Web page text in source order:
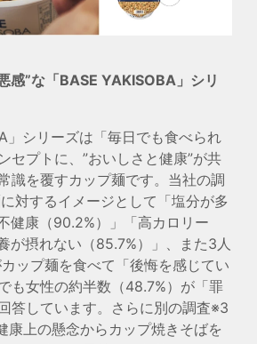
感”な「BASE YAKISOBA」シリ
」シリーズは「毎日でも食べられ
セプトに、”おいしさと健康”が共
識を覆すカップ麺です。当社の調
対するイメージとして「塩分が多
健康（90.2%）」「高カロリー
が摂れない（85.7%）」、また3人
ップ麺を食べて「後悔を感じてい
も女性の約半数（48.7%）が「罪
答しています。さらに別の調査※3
康上の懸念からカップ焼きそばを